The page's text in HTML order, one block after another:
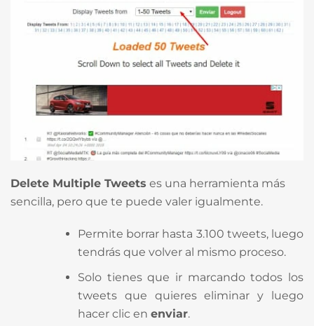
Delete Multiple Tweets es una herramienta más
sencilla, pero que te puede valer igualmente.
Permite borrar hasta 3.100 tweets, luego
tendrás que volver al mismo proceso.
Solo tienes que ir marcando todos los
tweets que quieres eliminar y luego
hacer clic en enviar.